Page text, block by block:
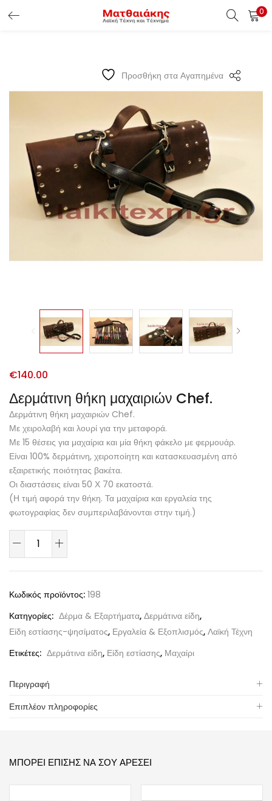
0
Προσθήκη στα Αγαπημένα
Δερμάτινη θήκη μαχαιριών Chef.
€140.00
Δερμάτινη θήκη μαχαιριών Chef.
Με χειρολαβή και λουρί για την μεταφορά.
Με 15 θέσεις για μαχαίρια και μία θήκη φάκελο με φερμουάρ.
Είναι 100% δερμάτινη, χειροποίητη και κατασκευασμένη από
εξαιρετικής ποιότητας βακέτα.
Οι διαστάσεις είναι 50 Χ 70 εκατοστά.
(Η τιμή αφορά την θήκη. Τα μαχαίρια και εργαλεία της
φωτογραφίας δεν συμπεριλαβάνονται στην τιμή.)
Κωδικός προϊόντος: 198
Κατηγορίες: Δέρμα & Εξαρτήματα, Δερμάτινα είδη,
Είδη εστίασης-ψησίματος, Εργαλεία & Εξοπλισμός, Λαϊκή Τέχνη
Ετικέτες: Δερμάτινα είδη, Είδη εστίασης, Μαχαίρι
Περιγραφή
Επιπλέον πληροφορίες
ΜΠΟΡΕΊ ΕΠΊΣΗΣ ΝΑ ΣΟΥ ΑΡΈΣΕΙ
ΕΊΣΟΔΟΣ ΠΕΛΑΤΏΝ
Υπενθύμιση κωδικού
Είσοδος Πελατών
Χάσατε τον κωδικό σας ?